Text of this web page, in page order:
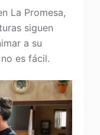
La Promesa,
siguen
a su
es fácil.